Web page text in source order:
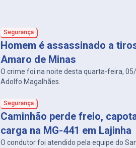
Segurança
Homem é assassinado a
Amaro de Minas
O crime foi na noite desta quarta-feira,
Adolfo Magalhães.
Segurança
Caminhão perde freio,
carga na MG-441 em Lajinha
O condutor foi atendido pela equipe do